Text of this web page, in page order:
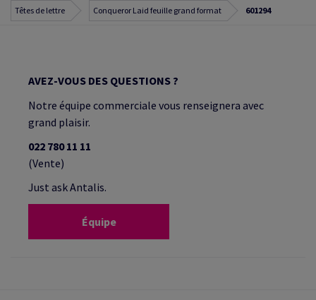
Têtes de lettre Conqueror Laid feuille grand format 601294
AVEZ-VOUS DES QUESTIONS ?
Notre équipe commerciale vous renseignera avec
grand plaisir.
022 780 11 11
(Vente)
Just ask Antalis.
Équipe